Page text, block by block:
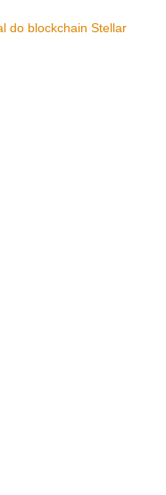
do blockchain Stellar